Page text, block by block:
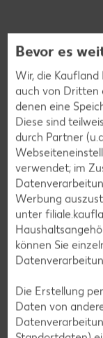
Ratgeber:
krabbeln? Mit
eingespielten
Säuglingsnahrung
Bevor es
Wir, die Kaufland
auch von Dritten
denen eine
Diese sind
durch Partner
verwendet; im
Werbung
unter
können Sie
Die Erstellung
Daten von